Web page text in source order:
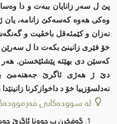
پێ ل سه‌ر زانایان ببه‌ت و دا
وه‌كی هه‌وه‌ كه‌سه‌كێ زانامه‌،
نه‌زان و كێمئه‌قل باخڤیت و
خۆ فێری زانینێ بكه‌ت دا ل سه‌رێن
كه‌سێن دى بهێته‌ پێشئێخستن.
دێ ژ هه‌ژی ئاگرێ جه‌هنه‌مێ
نه‌دلسۆزییا خۆ د داخوازكرنا
لە سوودەکانی
گه‌فكرن ب چوونا ئاگرێ